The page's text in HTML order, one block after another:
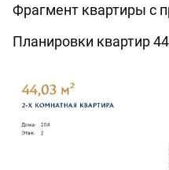
Фрагмент квартиры с
Планировки квартир